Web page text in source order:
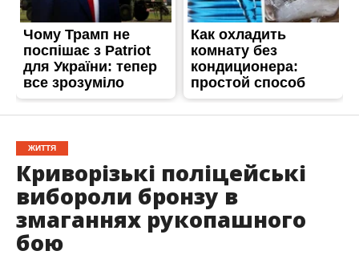
ЖИТТЯ
Криворізькі поліцейські
вибороли бронзу в
змаганнях рукопашного
бою